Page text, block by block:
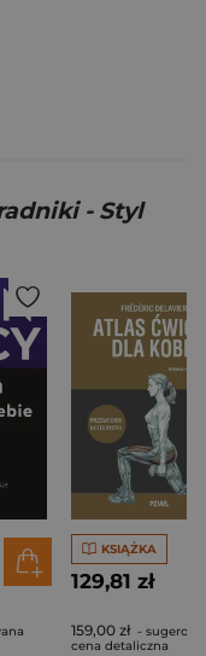
- Styl
KSIĄŻKA
129,81 zł
159,00 zł -
cena detaliczna